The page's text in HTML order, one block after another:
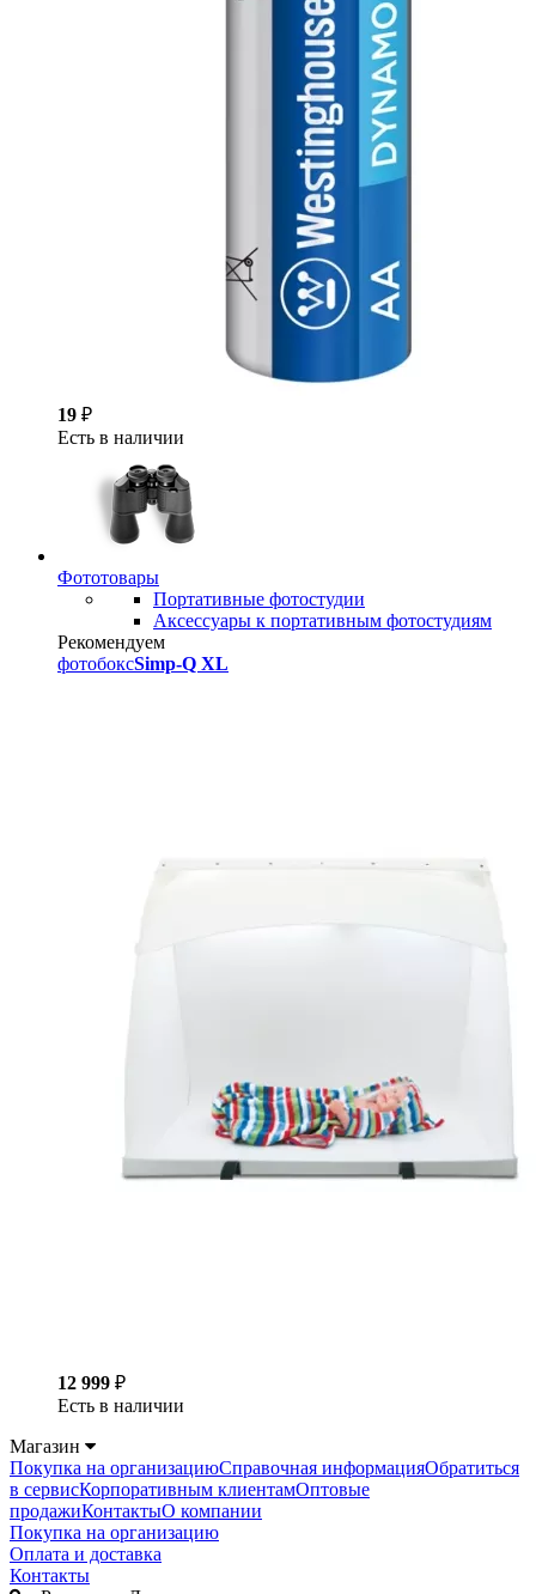
19 ₽
Есть в наличии
Фототовары
Портативные фотостудии
Аксессуары к портативным фотостудиям
Рекомендуем
фотобоксSimp-Q XL
12 999 ₽
Есть в наличии
Магазин
Покупка на организациюСправочная информацияОбратиться
в сервисКорпоративным клиентамОптовые
продажиКонтактыО компании
Покупка на организацию
Оплата и доставка
Контакты